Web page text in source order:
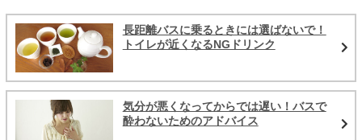
長距離バスに乗るときには選ばないで！
トイレが近くなるNGドリンク
気分が悪くなってからでは遅い！バスで
酔わないためのアドバイス